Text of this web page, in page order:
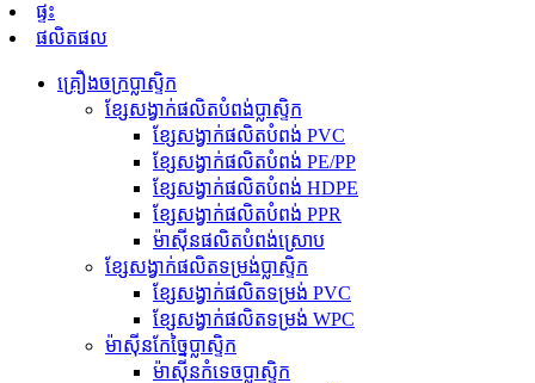
ផ្ទះ
ផលិតផល
គ្រឿងចក្រប្លាស្ទិក
ខ្សែសង្វាក់ផលិតបំពង់ប្លាស្ទិក
ខ្សែសង្វាក់ផលិតបំពង់ PVC
ខ្សែសង្វាក់ផលិតបំពង់ PE/PP
ខ្សែសង្វាក់ផលិតបំពង់ HDPE
ខ្សែសង្វាក់ផលិតបំពង់ PPR
ម៉ាស៊ីនផលិតបំពង់ស្រោប
ខ្សែសង្វាក់ផលិតទម្រង់ប្លាស្ទិក
ខ្សែសង្វាក់ផលិតទម្រង់ PVC
ខ្សែសង្វាក់ផលិតទម្រង់ WPC
ម៉ាស៊ីនកែច្នៃប្លាស្ទិក
ម៉ាស៊ីនកំទេចប្លាស្ទិក